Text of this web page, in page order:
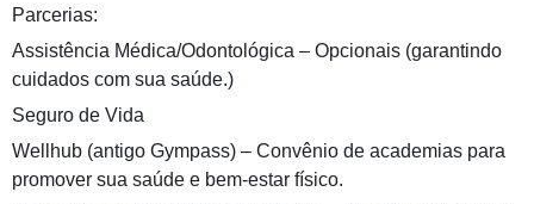
Parcerias:
Assistência Médica/Odontológica – Opcionais (garantindo
cuidados com sua saúde.)
Seguro de Vida
Wellhub (antigo Gympass) – Convênio de academias para
promover sua saúde e bem-estar físico.